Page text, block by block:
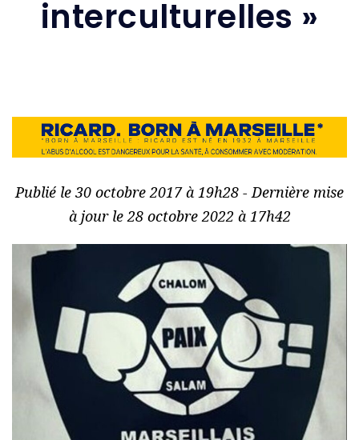
interculturelles »
Publié le 30 octobre 2017 à 19h28 - Dernière mise
à jour le 28 octobre 2022 à 17h42